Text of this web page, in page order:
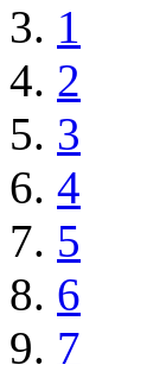
1
2
3
4
5
6
7